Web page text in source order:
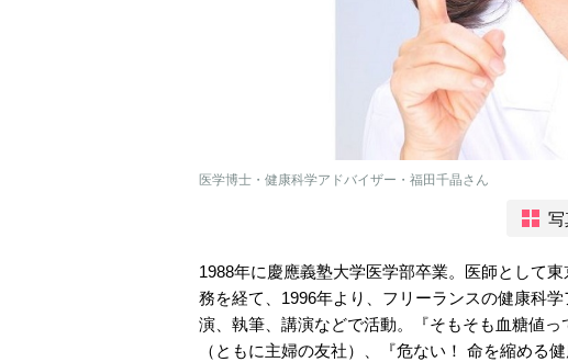
医学博士・健康科学アドバイザー・福田千晶さん
写
1988年に慶應義塾大学医学部卒業。医師として
務を経て、1996年より、フリーランスの健康科
演、執筆、講演などで活動。『そもそも血糖値っ
（ともに主婦の友社）、『危ない！ 命を縮める